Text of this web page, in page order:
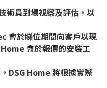
術員到場視察及評估，以
會於睇位期間向客戶以現
會於報價的安裝工
DSG Home 將根據實際